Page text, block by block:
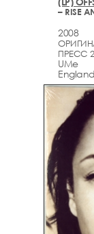
– RISE
2008
ПРЕСС
UMe